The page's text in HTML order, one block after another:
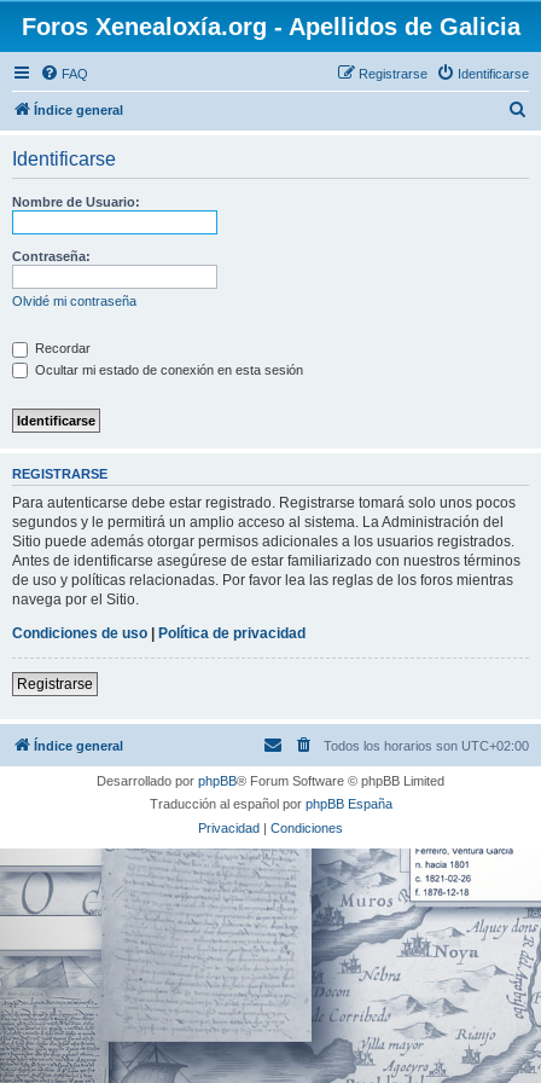
Foros Xenealoxía.org - Apellidos de Galicia
FAQ Identificarse
Registrarse
Índice general
Identificarse
Nombre de Usuario:
Contraseña:
Olvidé mi contraseña
Recordar
Ocultar mi estado de conexión en esta sesión
REGISTRARSE
Para autenticarse debe estar registrado. Registrarse tomará solo unos pocos
segundos y le permitirá un amplio acceso al sistema. La Administración del
Sitio puede además otorgar permisos adicionales a los usuarios registrados.
Antes de identificarse asegúrese de estar familiarizado con nuestros términos
de uso y políticas relacionadas. Por favor lea las reglas de los foros mientras
navega por el Sitio.
Condiciones de uso | Política de privacidad
Registrarse
Índice general Todos los horarios son UTC+02:00
Desarrollado por phpBB® Forum Software © phpBB Limited
Traducción al español por phpBB España
Privacidad | Condiciones